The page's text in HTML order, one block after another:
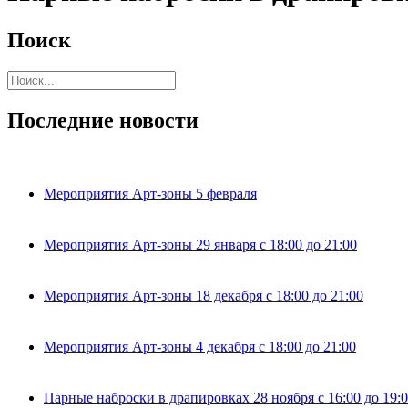
Поиск
Последние новости
Мероприятия Арт-зоны 5 февраля
Мероприятия Арт-зоны 29 января с 18:00 до 21:00
Мероприятия Арт-зоны 18 декабря с 18:00 до 21:00
Мероприятия Арт-зоны 4 декабря с 18:00 до 21:00
Парные наброски в драпировках 28 ноября с 16:00 до